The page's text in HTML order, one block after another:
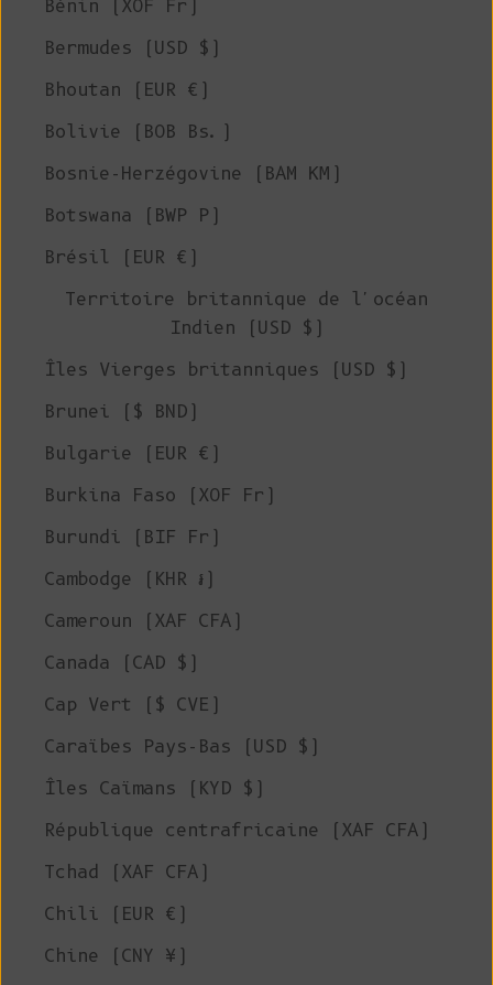
Bénin (XOF Fr)
Bermudes (USD $)
Bhoutan (EUR €)
Bolivie (BOB Bs.)
Bosnie-Herzégovine (BAM КМ)
Botswana (BWP P)
Brésil (EUR €)
Territoire britannique de l'océan
Indien (USD $)
Îles Vierges britanniques (USD $)
Brunei ($ BND)
Bulgarie (EUR €)
Burkina Faso (XOF Fr)
Burundi (BIF Fr)
Cambodge (KHR ៛)
Cameroun (XAF CFA)
Canada (CAD $)
Cap Vert ($ CVE)
Caraïbes Pays-Bas (USD $)
Îles Caïmans (KYD $)
République centrafricaine (XAF CFA)
Tchad (XAF CFA)
Chili (EUR €)
Chine (CNY ¥)